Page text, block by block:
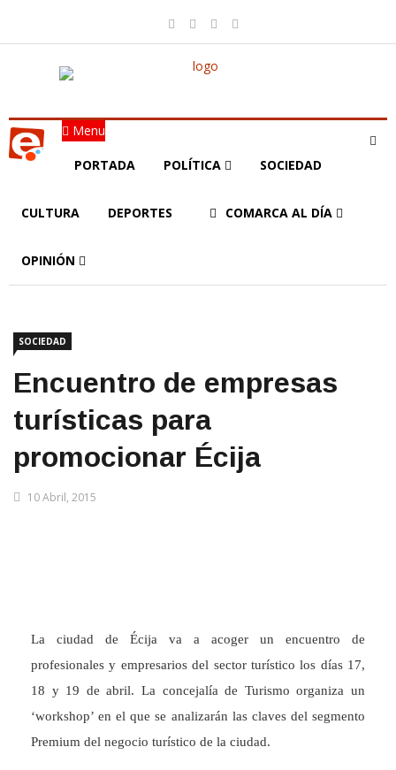
Menu
PORTADA POLÍTICA SOCIEDAD
CULTURA DEPORTES COMARCA AL DÍA
OPINIÓN
SOCIEDAD
Encuentro de empresas
turísticas para
promocionar Écija
10 Abril, 2015
La ciudad de Écija va a acoger un encuentro de
profesionales y empresarios del sector turístico los días 17,
18 y 19 de abril. La concejalía de Turismo organiza un
‘workshop’ en el que se analizarán las claves del segmento
Premium del negocio turístico de la ciudad.